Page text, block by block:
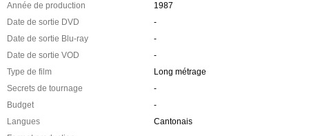
Année de production
1987
Date de sortie DVD
-
Date de sortie Blu-ray
-
Date de sortie VOD
-
Type de film
Long métrage
Secrets de tournage
-
Budget
-
Langues
Cantonais